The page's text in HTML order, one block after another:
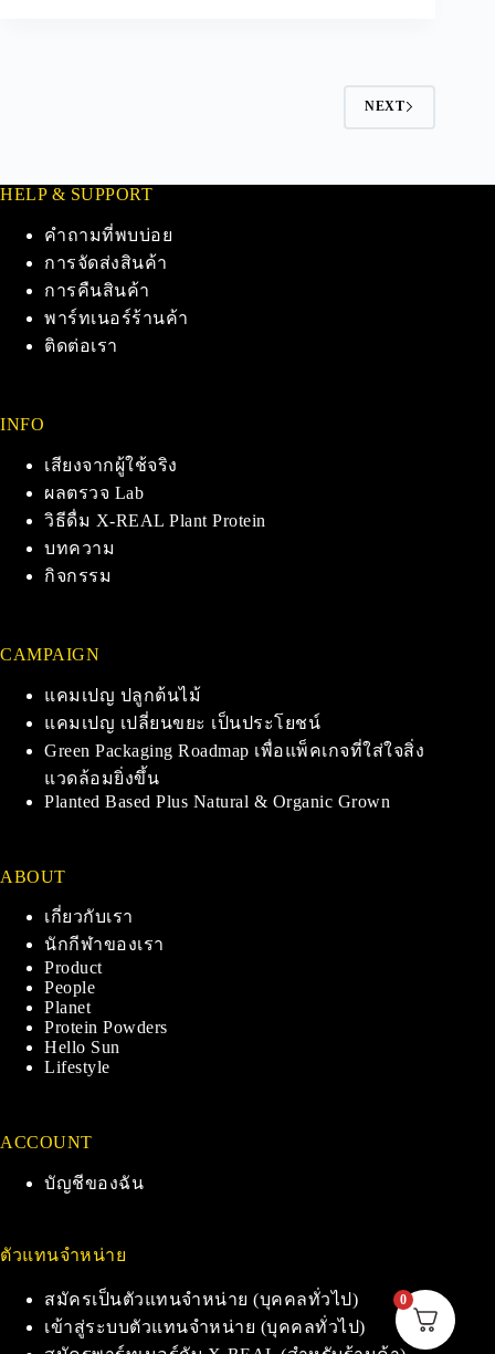
NEXT
HELP & SUPPORT
คำถามที่พบบ่อย
การจัดส่งสินค้า
การคืนสินค้า
พาร์ทเนอร์ร้านค้า
ติดต่อเรา
INFO
เสียงจากผู้ใช้จริง
ผลตรวจ Lab
วิธีดื่ม X-REAL Plant Protein
บทความ
กิจกรรม
CAMPAIGN
แคมเปญ ปลูกต้นไม้
แคมเปญ เปลี่ยนขยะ เป็นประโยชน์
Green Packaging Roadmap เพื่อแพ็คเกจที่ใส่ใจสิ่ง
แวดล้อมยิ่งขึ้น
Planted Based Plus Natural & Organic Grown
ABOUT
เกี่ยวกับเรา
นักกีฬาของเรา
Product
People
Planet
Protein Powders
Hello Sun
Lifestyle
ACCOUNT
บัญชีของฉัน
ตัวแทนจำหน่าย
สมัครเป็นตัวแทนจำหน่าย (บุคคลทั่วไป)
เข้าสู่ระบบตัวแทนจำหน่าย (บุคคลทั่วไป)
0